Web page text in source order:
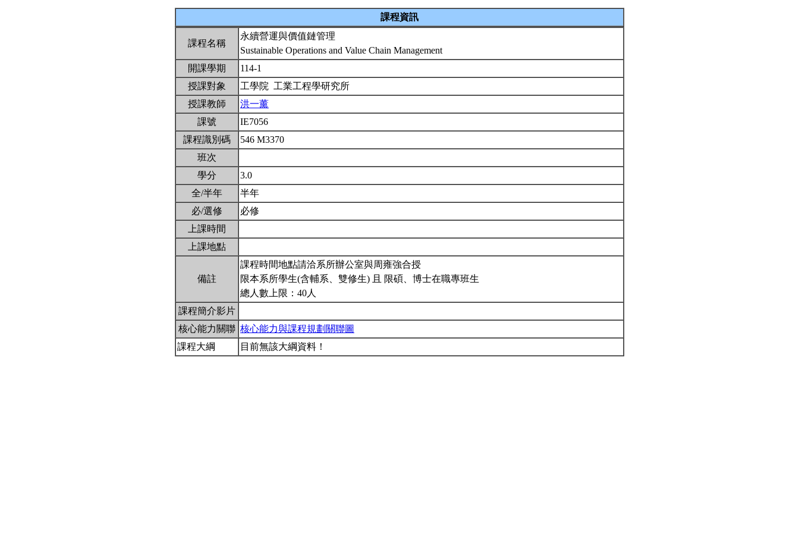
課程資訊
課程名稱
永續營運與價值鏈管理
Sustainable Operations and Value Chain Management
開課學期
114-1
授課對象
工學院 工業工程學研究所
授課教師
洪一薰
課號
IE7056
課程識別碼
546 M3370
班次
學分
3.0
全/半年
半年
必/選修
必修
上課時間
上課地點
備註
課程時間地點請洽系所辦公室與周雍強合授
限本系所學生(含輔系、雙修生) 且 限碩、博士在職專班生
總人數上限：40人
課程簡介影片
核心能力關聯 核心能力與課程規劃關聯圖
課程大綱
目前無該大綱資料！